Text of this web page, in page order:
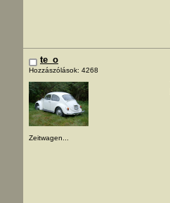
te_o
Hozzászólások: 4268
Zeitwagen...